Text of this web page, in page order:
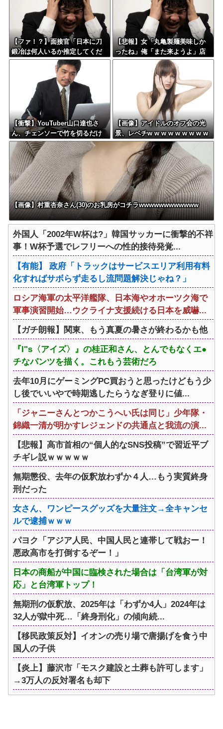
【ファ！？】面接官「日本に刀
鍛冶は何人いるか推定してくだ
さい」 俺「188人です」 面接
官「どういう風に考えました
か？」 俺「知ってました」→
この後『こう』なったんだがマ
ジで納得いかない！！！！！
【悲報】女「丸亀製麺美味しか
ったね」俺「また来ようよ」店
員「お会計2380円になりまー
す」→その後『こう』なったん
だが俺悪くないよ
な？？？？？？？？
【衝撃】YouTuber山口達也さ
ん、チェンソーで竹を切るだけ
で600万再生を突破してしまう←
正直、こう言うのでいいんだよ
なw w w w w w w w
【画像】アイドルのオフ会の光
景、レベチw w w w w w w w w
w w
【画像】村重杏奈さん(30)のお乳房がコチラwwwwwwwwwwww
外国人「2002年W杯は?」韓国サッカーに衝撃的不祥
事！W杯予選でレフリーへの性的接待発覚...
【有能】 政府「トラックはサービスエリア利用有料
化すればサボらず走るし流問題解決じゃね？」
ロシア海軍の太平洋艦隊、日本海やオホーツク海で
軍事演習開始…ウクライナ支援続ける日本を威嚇...
【ガチ朗報】関東、もう真夏の暑さが終わるかも他
『I"s〈アイズ〉』の桂正和さん、とんでもなくエ●
チなパンツを描く。これもう芸術だろ
去年10月にゲーミングPC買おうと思ったけどもう少
し後でいいやで時期逃したらうなぎ登りに値...
「ジャニーさんとつかこうへい氏は同じ」少年隊・
錦織一清が明かすレジェンドの共通点と我流の演...
【悲報】高市首相の“個人的なSNS投稿”で習近平ブ
チギレ説ｗｗｗｗｗ
無期懲役、去年の仮釈放わずか４人…もう実質終身
刑だった
女さん、ワンピースグッズを大量注文→全キャンセ
ルで逮捕ｗｗｗ
パヨク「アジア人民、中国人民と連帯して戦おー！
悪政高市を打倒するぞー！」
日本の商船が中国に臨検された場合は「台湾軍が対
応」と台湾軍トップ！
無期刑の仮釈放、2025年は「わずか4人」2024年は
32人が獄中死…「終身刑化」の傾向続...
【移民政策反対】イオンの売り場で唐揚げを食う中
国人の子供
【炎上】藤沢市「モスク建設と土葬も許可します」
→3万人の反対署名も却下